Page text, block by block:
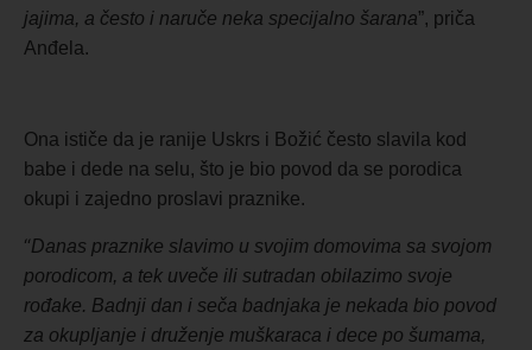
jajima, a često i naruče neka specijalno šarana”, priča
Anđela.
Ona ističe da je ranije Uskrs i Božić često slavila kod
babe i dede na selu, što je bio povod da se porodica
okupi i zajedno proslavi praznike.
“Danas praznike slavimo u svojim domovima sa svojom
porodicom, a tek uveče ili sutradan obilazimo svoje
rođake. Badnji dan i seča badnjaka je nekada bio povod
za okupljanje i druženje muškaraca i dece po šumama,